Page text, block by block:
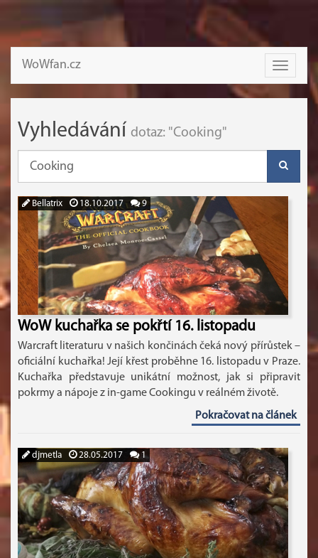
Toggle
WoWfan.cz
Vyhledávání dotaz: "Cooking"
Bellatrix 18.10.2017 9
WoW kuchařka se pokřtí 16. listopadu
Warcraft literaturu v našich končinách čeká nový přírůstek –
oficiální kuchařka! Její křest proběhne 16. listopadu v Praze.
Kuchařka představuje unikátní možnost, jak si připravit
pokrmy a nápoje z in-game Cookingu v reálném životě.
Pokračovat na článek
djmetla 28.05.2017 1